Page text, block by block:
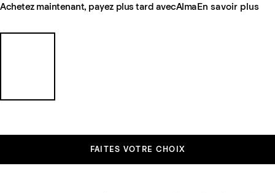
Achetez maintenant, payez plus tard avecAlmaEn savoir plus
FAITES VOTRE CHOIX